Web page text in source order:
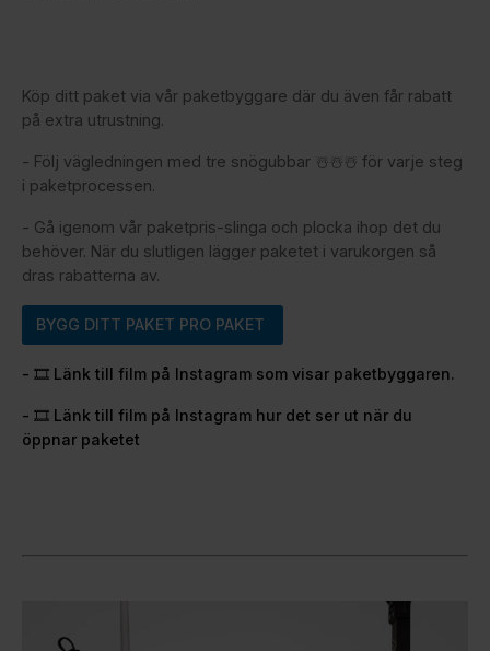
Köp ditt paket via vår paketbyggare där du även får rabatt
på extra utrustning.
- Följ vägledningen med tre snögubbar ☃️☃️☃️ för varje steg
i paketprocessen.
- Gå igenom vår paketpris-slinga och plocka ihop det du
behöver. När du slutligen lägger paketet i varukorgen så
dras rabatterna av.
BYGG DITT PAKET PRO PAKET
- 🎞️ Länk till film på Instagram som visar paketbyggaren.
- 🎞️ Länk till film på Instagram hur det ser ut när du
öppnar paketet